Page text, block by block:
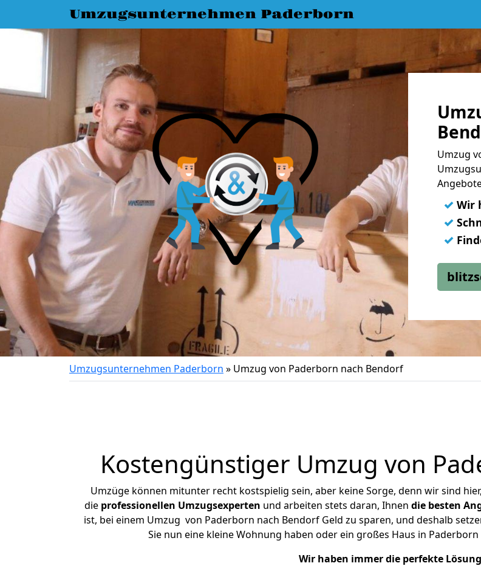
Umzugsunternehmen Paderborn
Umzug
✓ Wir
✓
✓
Umzugsunternehmen Paderborn » Umzug von Paderborn nach Bendorf
Kostengünstiger Umzug von
Umzüge können mitunter recht kostspielig sein, aber keine Sorge, denn wir sind
die professionellen Umzugsexperten und arbeiten stets daran, Ihnen die besten
ist, bei einem Umzug von Paderborn nach Bendorf Geld zu sparen, und deshalb
Sie nun eine kleine Wohnung haben oder ein großes Haus in
Wir haben immer die perfekte